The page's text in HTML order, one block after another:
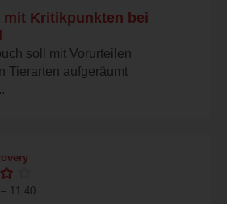
mit Kritikpunkten bei
soll mit Vorurteilen
Tierarten aufgeräumt
11:40